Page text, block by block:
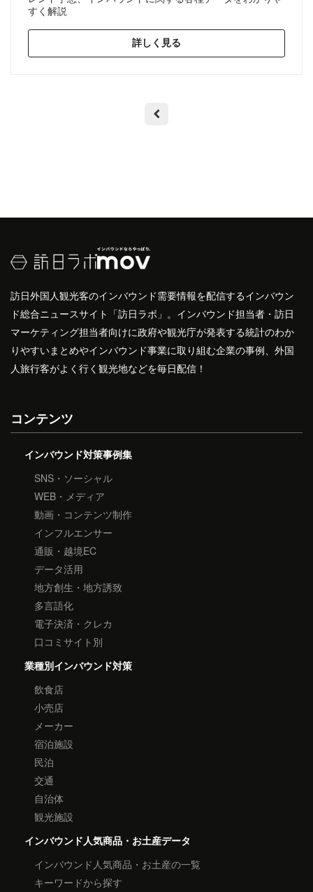
すく解説
詳しく見る
訪日外国人観光客のインバウンド需要情報を配信するインバウン
ド総合ニュースサイト「訪日ラボ」。インバウンド担当者・訪日
マーケティング担当者向けに政府や観光庁が発表する統計のわか
りやすいまとめやインバウンド事業に取り組む企業の事例、外国
人旅行客がよく行く観光地などを毎日配信！
コンテンツ
インバウンド対策事例集
SNS・ソーシャル
WEB・メディア
動画・コンテンツ制作
インフルエンサー
通販・越境EC
データ活用
地方創生・地方誘致
多言語化
電子決済・クレカ
口コミサイト別
業種別インバウンド対策
飲食店
小売店
メーカー
宿泊施設
民泊
交通
自治体
観光施設
インバウンド人気商品・お土産データ
インバウンド人気商品・お土産の一覧
キーワードから探す